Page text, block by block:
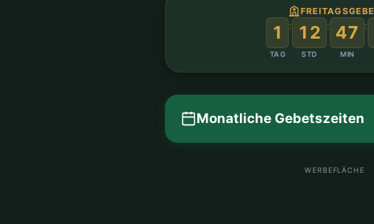
1
TAG
: 12
STD
: 47
MIN
:
Monatliche Gebetszeiten
WERBEFLÄCHE